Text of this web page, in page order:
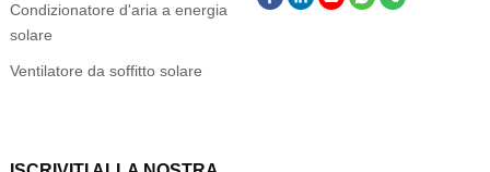
Condizionatore d'aria a energia
solare
Ventilatore da soffitto solare